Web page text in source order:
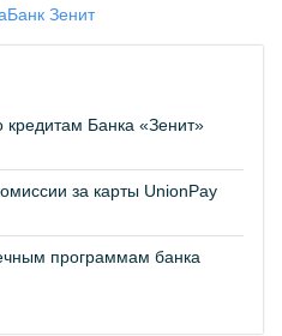
Банк Зенит
Банка «Зенит»
за карты UnionPay
программам банка